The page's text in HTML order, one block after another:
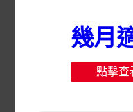
幾月
點擊查